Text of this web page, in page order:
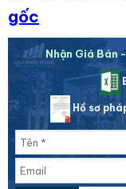
gốc
Nhận Giá Bán
Hồ sơ